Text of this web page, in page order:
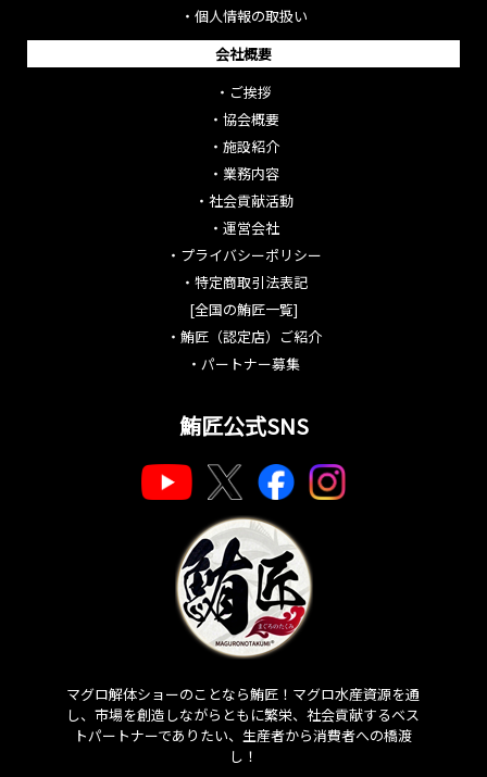
・ 個人情報の取扱い
会社概要
・ ご挨拶
・ 協会概要
・ 施設紹介
・ 業務内容
・ 社会貢献活動
・ 運営会社
・ プライバシーポリシー
・ 特定商取引法表記
[全国の鮪匠一覧]
・ 鮪匠（認定店）ご紹介
・ パートナー募集
鮪匠公式SNS
マグロ解体ショーのことなら鮪匠！マグロ水産資源を通
し、市場を創造しながらともに繁栄、社会貢献するベス
トパートナーでありたい、生産者から消費者への橋渡
し！